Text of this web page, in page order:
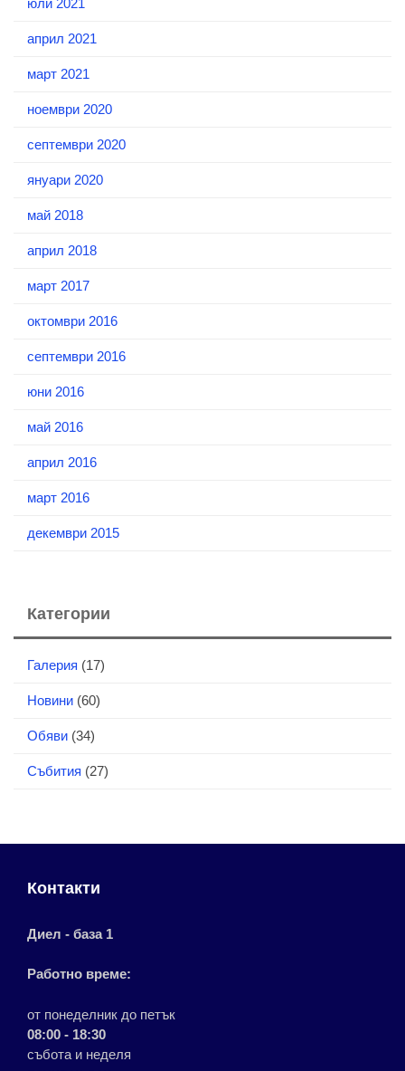
юли 2021
април 2021
март 2021
ноември 2020
септември 2020
януари 2020
май 2018
април 2018
март 2017
октомври 2016
септември 2016
юни 2016
май 2016
април 2016
март 2016
декември 2015
Категории
Галерия (17)
Новини (60)
Обяви (34)
Събития (27)
Контакти
Диел - база 1
Работно време:
от понеделник до петък
08:00 - 18:30
събота и неделя